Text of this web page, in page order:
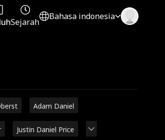
Sejarah
Bahasa indonesia
Adam Daniel
Justin Daniel Price